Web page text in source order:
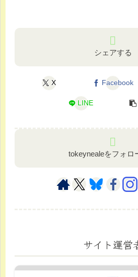
シェアする
X Facebook
LINE
tokeynealeをフォロ
サイト運営